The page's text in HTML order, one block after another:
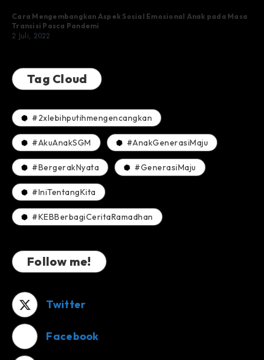
Cara Mengembangkan Aspek Sosial Emosional Anak pada Masa
Transisi Pasca Pandemi
2 Juli, 2022
Tag Cloud
#2xlebihputihmengencangkan
#AkuAnakSGM #AnakGenerasiMaju
#BergerakNyata #GenerasiMaju
#IniTentangKita
#KEBBerbagiCeritaRamadhan
Follow me!
Twitter
Facebook